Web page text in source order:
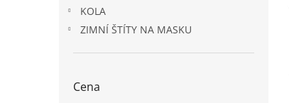
KOLA
ZIMNÍ ŠTÍTY NA MASKU
Cena